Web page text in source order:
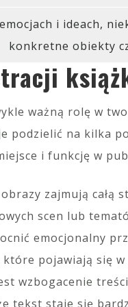
i ideach,
konkretne obiekty
ważną rolę w
podzielić na kilka
i funkcję w
zajmują całą
scen lub
emocjonalny
pojawiają się
wzbogacenie
tekst staje się